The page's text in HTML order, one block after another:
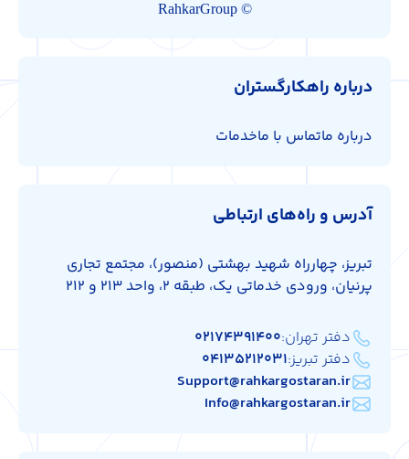
© RahkarGroup
درباره راهکارگستران
درباره ماتماس با ماخدمات
آدرس و راه‌های ارتباطی
تبریز، چهارراه شهید بهشتی (منصور)، مجتمع تجاری
پرنیان، ورودی خدماتی یک، طبقه 2، واحد 213 و 212
دفتر تهران:۰۲۱۷۴۳۹۱۴۰۰
دفتر تبریز:۰۴۱۳۵۲۱۲۰۳۱
Support@rahkargostaran.ir
Info@rahkargostaran.ir